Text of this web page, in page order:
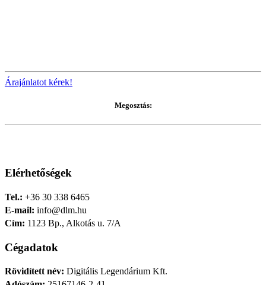
Árajánlatot kérek!
Megosztás:
Elérhetőségek
Tel.: +36 30 338 6465
E-mail: info@dlm.hu
Cím: 1123 Bp., Alkotás u. 7/A
Cégadatok
Rövidített név: Digitális Legendárium Kft.